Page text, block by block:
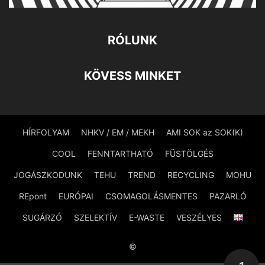
RÓLUNK
KÖVESS MINKET
HÍRFOLYAM NHKV / EM / MEKH AMI SOK az SOK(K)
COOL FENNTARTHATÓ FÜSTÖLGÉS
JOGÁSZKODUNK TEHU TREND RECYCLING MOHU
REpont EURÓPAI CSOMAGOLÁSMENTES PAZARLÓ
SUGÁRZÓ SZELEKTÍV E-WASTE VESZÉLYES
©